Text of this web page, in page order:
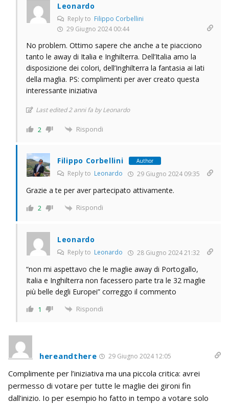
Leonardo
Reply to Filippo Corbellini
29 Giugno 2024 00:44
No problem. Ottimo sapere che anche a te piacciono
tanto le away di Italia e Inghilterra. Dell’Italia amo la
disposizione dei colori, dell’Inghilterra la fantasia ai lati
della maglia. PS: complimenti per aver creato questa
interessante iniziativa
Last edited 2 anni fa by Leonardo
2 Rispondi
Filippo Corbellini Author
Reply to Leonardo 29 Giugno 2024 09:35
Grazie a te per aver partecipato attivamente.
2 Rispondi
Leonardo
Reply to Leonardo 28 Giugno 2024 21:32
“non mi aspettavo che le maglie away di Portogallo,
Italia e Inghilterra non facessero parte tra le 32 maglie
più belle degli Europei” correggo il commento
1 Rispondi
hereandthere 29 Giugno 2024 12:05
Complimente per l’iniziativa ma una piccola critica: avrei
permesso di votare per tutte le maglie dei gironi fin
dall’inizio. Io per esempio ho fatto in tempo a votare solo